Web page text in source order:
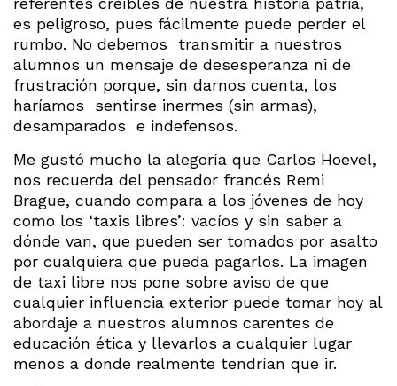
es peligroso, pues fácilmente puede perder el
rumbo. No debemos transmitir a nuestros
alumnos un mensaje de desesperanza ni de
frustración porque, sin darnos cuenta, los
haríamos sentirse inermes (sin armas),
desamparados e indefensos.
Me gustó mucho la alegoría que Carlos Hoevel,
nos recuerda del pensador francés Remi
Brague, cuando compara a los jóvenes de hoy
como los ‘taxis libres’: vacíos y sin saber a
dónde van, que pueden ser tomados por asalto
por cualquiera que pueda pagarlos. La imagen
de taxi libre nos pone sobre aviso de que
cualquier influencia exterior puede tomar hoy al
abordaje a nuestros alumnos carentes de
educación ética y llevarlos a cualquier lugar
menos a donde realmente tendrían que ir.